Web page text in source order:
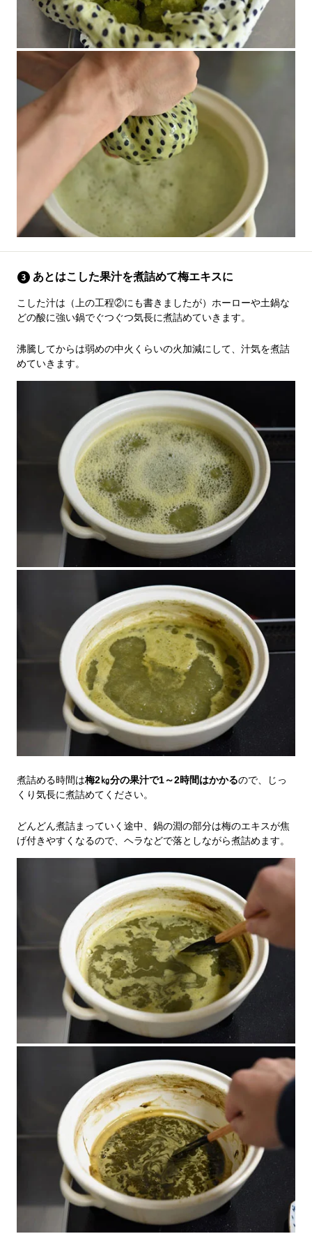
あとはこした果汁を煮詰めて梅エキスに
こした汁は（上の工程②にも書きましたが）ホーローや土鍋な
どの酸に強い鍋でぐつぐつ気長に煮詰めていきます。
沸騰してからは弱めの中火くらいの火加減にして、汁気を煮詰
めていきます。
煮詰める時間は梅2㎏分の果汁で1～2時間はかかるので、じっ
くり気長に煮詰めてください。
どんどん煮詰まっていく途中、鍋の淵の部分は梅のエキスが焦
げ付きやすくなるので、ヘラなどで落としながら煮詰めます。